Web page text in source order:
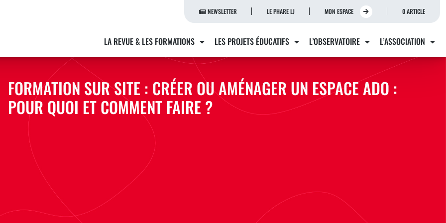
NEWSLETTER LE PHARE LJ MON ESPACE 0 ARTICLE
LA REVUE & LES FORMATIONS LES PROJETS ÉDUCATIFS L’OBSERVATOIRE L’ASSOCIATION
FORMATION SUR SITE : CRÉER OU AMÉNAGER UN ESPACE ADO :
POUR QUOI ET COMMENT FAIRE ?